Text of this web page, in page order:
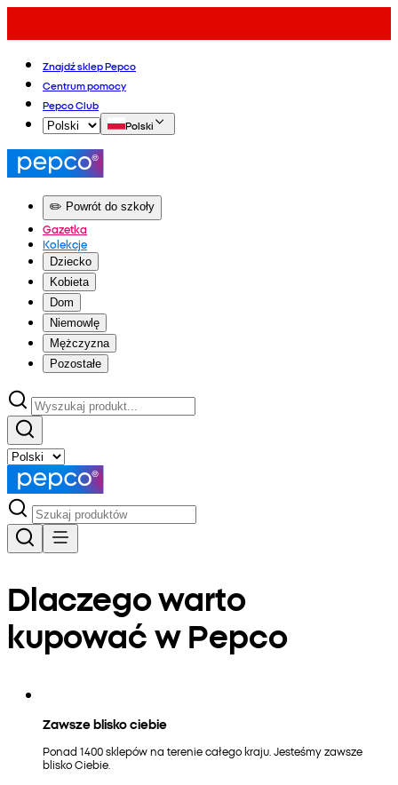
Znajdź sklep Pepco
Centrum pomocy
Pepco Club
Polski
✏️ Powrót do szkoły
Gazetka
Kolekcje
Dziecko
Kobieta
Dom
Niemowlę
Mężczyzna
Pozostałe
Dlaczego warto
kupować w Pepco
Zawsze blisko ciebie
Ponad 1400 sklepów na terenie całego kraju. Jesteśmy zawsze
blisko Ciebie.